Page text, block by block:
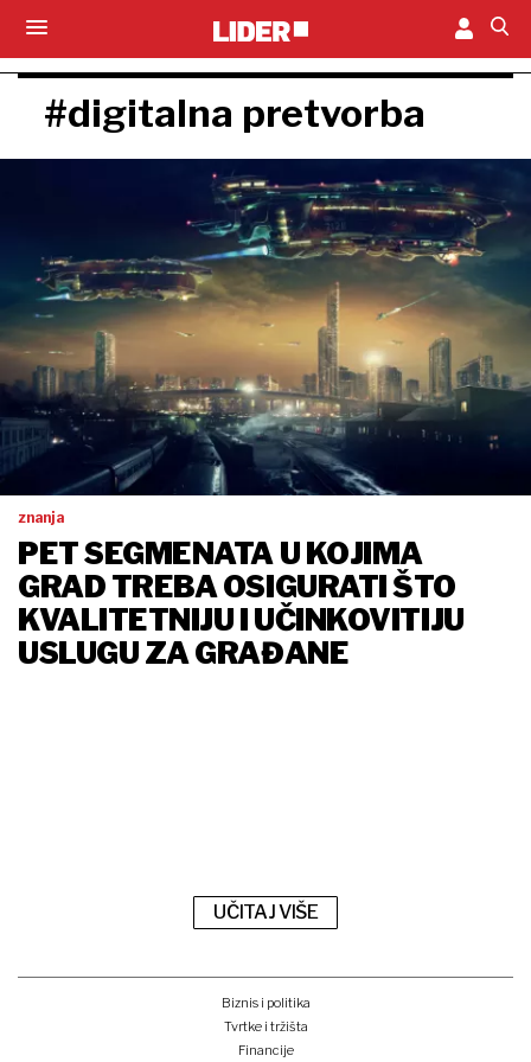
#digitalna pretvorba
znanja
PET SEGMENATA U KOJIMA
GRAD TREBA OSIGURATI ŠTO
KVALITETNIJU I UČINKOVITIJU
USLUGU ZA GRAĐANE
UČITAJ VIŠE
Biznis i politika
Tvrtke i tržišta
Financije